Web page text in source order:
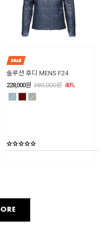
솔루션 후디 MENS F24
228,000원 380,000원 40%